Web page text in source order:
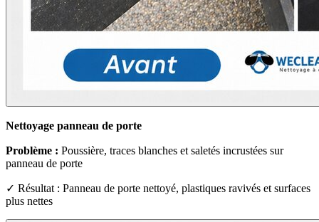
Nettoyage panneau de porte
Problème : Poussière, traces blanches et saletés incrustées sur
panneau de porte
✓ Résultat : Panneau de porte nettoyé, plastiques ravivés et surfaces
plus nettes